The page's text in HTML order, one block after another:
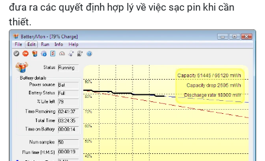
đưa ra các quyết định hợp lý về việc sạc pin khi cần
thiết.